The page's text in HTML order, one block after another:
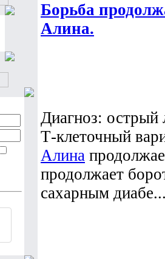
Борьба
Алина.
Диагноз: острый
Т-клеточный
Алина
продолжает
сахарным